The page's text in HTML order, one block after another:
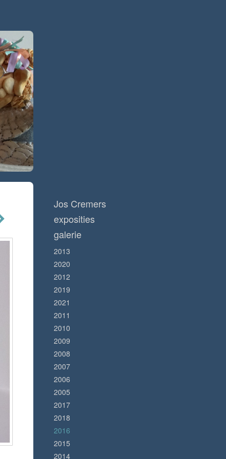
Jos Cremers
exposities
galerie
2013
2020
2012
2019
2021
2011
2010
2009
2008
2007
2006
2005
2017
2018
2016
2015
2014